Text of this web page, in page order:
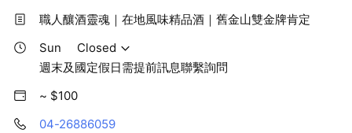
職人釀酒靈魂｜在地風味精品酒｜舊金山雙金牌肯定
Sun
Closed
週末及國定假日需提前訊息聯繫詢問
~ $100
04-26886059